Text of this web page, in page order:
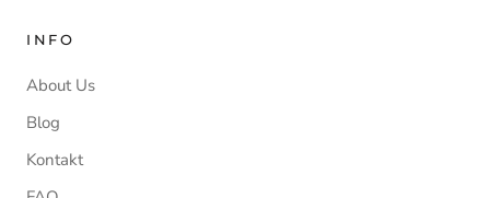
INFO
About Us
Blog
Kontakt